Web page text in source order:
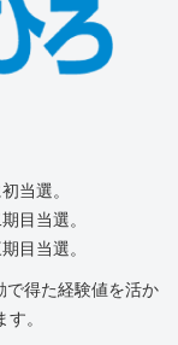
当選。
目当選。
目当選。
で得た経験値を活か
。